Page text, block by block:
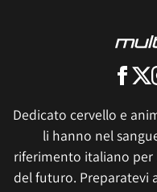
Dedicato cervello e
li hanno nel
riferimento italiano
del futuro. Preparatevi